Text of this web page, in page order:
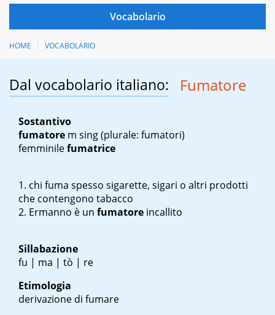
HOME VOCABOLARIO
Dal vocabolario italiano: Fumatore
Sostantivo
fumatore m sing(plurale: fumatori)
femminilefumatrice
chi fuma spesso sigarette, sigari o altri prodotti
che contengono tabacco
Ermanno è un fumatore incallito
Sillabazione
fu | ma | tò | re
Etimologia
derivazione di fumare